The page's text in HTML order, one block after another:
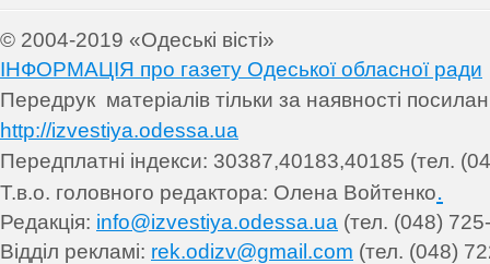
© 2004-2019 «Одеські вісті»
ІНФОРМАЦІЯ про газету Одеської обласної ради
Передрук матеріалів тільки за наявності
http://izvestiya.odessa.ua
Передплатні індекси: 30387,40183,40185 (тел.
Т.в.о. головного редактора: Олена Войтенко.
Редакція: info@izvestiya.odessa.ua (тел. (048)
Відділ рекламі: rek.odizv@gmail.com (тел. (048)